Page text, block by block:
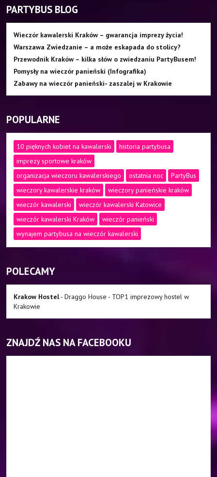
PARTYBUS BLOG
Wieczór kawalerski Kraków – gwarancja imprezy życia!
Warszawa Zwiedzanie – a może eskapada do stolicy?
Przewodnik Kraków – kilka słów o zwiedzaniu PartyBusem!
Pomysły na wieczór panieński (Infografika)
Zabawy na wieczór panieński- zaszalej w Krakowie
POPULARNE
10 pięknych kobiet na kawalerski
historia partybusa
imprezy sportowe kraków
organizacja wieczoru kawalerskiego
ostatnia noc
PartyBus
wieczory kawalerskie kraków
wieczory panieńskie kraków
wieczór kawalerski
wieczór kawalerski Katowice
wieczór kawalerski Kraków
wieczór panieński
wynajem partybusa na wieczór kawalerski
POLECAMY
Krakow Hostel- Draggo House - TOP1 imprezowy hostel w
Krakowie
ZNAJDŹ NAS NA FACEBOOKU